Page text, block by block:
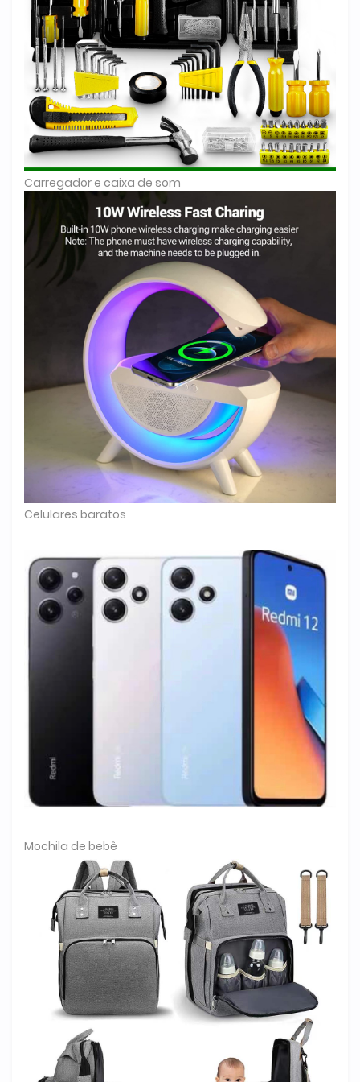
Carregador e caixa de som
Celulares baratos
Mochila de bebê